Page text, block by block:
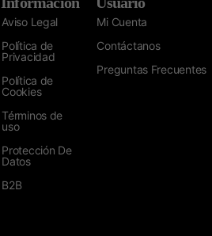
Aviso Legal
Política de
Privacidad
Política de
Cookies
Términos de
uso
Protección De
Datos
B2B
Mi Cuenta
Contáctanos
Preguntas Frecuentes